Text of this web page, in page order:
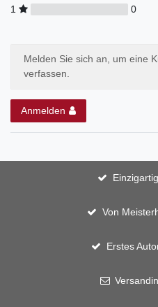
1
0
Melden Sie sich an, um eine
verfassen.
Anmelden
Von
Erstes